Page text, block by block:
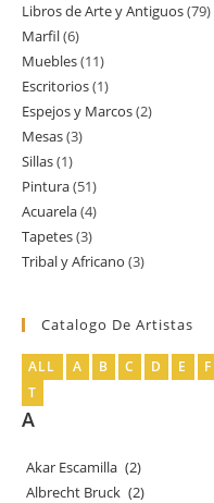
productos
Libros de Arte y Antiguos 7979
Marfil 66
productos
Muebles 1111
productos
Escritorios 11
producto
Espejos y Marcos 22
Mesas 33
Sillas 11
producto
Pintura 5151
productos
Acuarela 44
productos
Tapetes 33
productos
Tribal y Africano 33
Catalogo De Artistas
ALL A B C D E F
T
A
Akar Escamilla (2)
Albrecht Bruck (2)